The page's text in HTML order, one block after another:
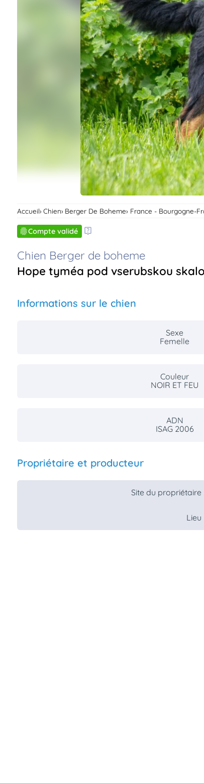
Accueil Chien Berger De Boheme France - Bourgogne-
Compte validé
Chien Berger de boheme
Hope tyméa pod vserubskou
Informations sur le chien
Sexe
Femelle
Couleur
NOIR ET FEU
ADN
ISAG 2006
Propriétaire et producteur
Site du propriétaire
Lieu